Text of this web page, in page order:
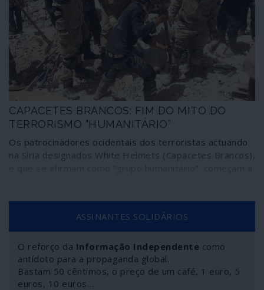
CAPACETES BRANCOS: FIM DO MITO DO
TERRORISMO “HUMANITÁRIO”
Os patrocinadores ocidentais dos terroristas actuando
na Síria designados White Helmets (Capacetes Brancos),
ASSINANTES SOLIDÁRIOS
O reforço da Informação Independente como
antídoto para a propaganda global.
Bastam 50 cêntimos, o preço de um café, 1 euro, 5
euros, 10 euros…